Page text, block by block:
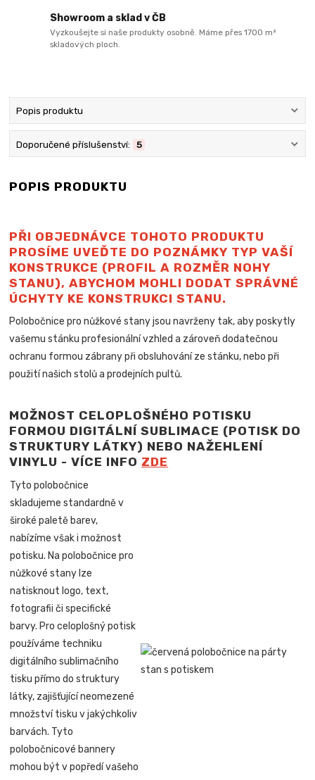
Showroom a sklad v ČB
Vyzkoušejte si naše produkty osobně. Máme přes 1700 m²
skladových ploch.
Popis produktu
Doporučené příslušenství: 5
POPIS PRODUKTU
PŘI OBJEDNÁVCE TOHOTO PRODUKTU
PROSÍME UVEĎTE DO POZNÁMKY TYP VAŠÍ
KONSTRUKCE (PROFIL A ROZMĚR NOHY
STANU), ABYCHOM MOHLI DODAT SPRÁVNÉ
ÚCHYTY KE KONSTRUKCI STANU.
Polobočnice pro nůžkové stany jsou navrženy tak, aby poskytly
vašemu stánku profesionální vzhled a zároveň dodatečnou
ochranu formou zábrany při obsluhování ze stánku, nebo při
použití našich stolů aprodejních pultů.
MOŽNOST CELOPLOŠNÉHO POTISKU
FORMOU DIGITÁLNÍ SUBLIMACE (POTISK DO
STRUKTURY LÁTKY) NEBO NAŽEHLENÍ
VINYLU - VÍCE INFO ZDE
Tyto polobočnice
skladujeme standardně v
široké paletě barev,
nabízíme však i možnost
potisku. Na polobočnice pro
nůžkové stany lze
natisknout logo, text,
fotografii či specifické
barvy. Pro celoplošný potisk
používáme techniku
digitálního sublimačního
tisku přímo do struktury
látky, zajišťující neomezené
množství tisku v jakýchkoliv
barvách. Tyto
polobočnicové bannery
mohou být v popředí vašeho